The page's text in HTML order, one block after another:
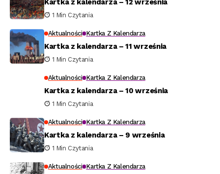
Kartka z kalendarza – 12 września
1 Min Czytania
Aktualności Kartka Z Kalendarza
Kartka z kalendarza – 11 września
1 Min Czytania
Aktualności Kartka Z Kalendarza
Kartka z kalendarza – 10 września
1 Min Czytania
Aktualności Kartka Z Kalendarza
Kartka z kalendarza – 9 września
1 Min Czytania
Aktualności Kartka Z Kalendarza